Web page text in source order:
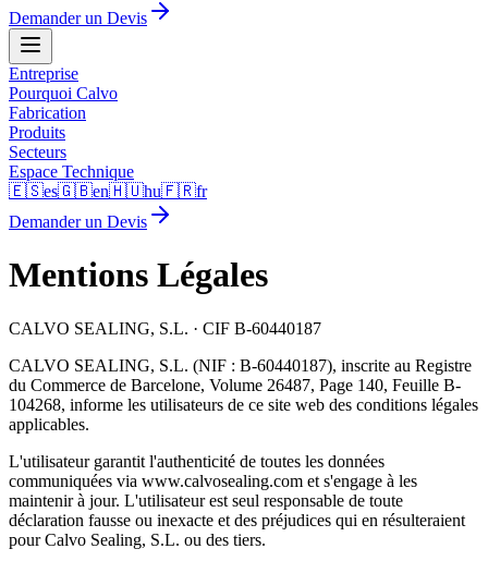
Demander un Devis
Entreprise
Pourquoi Calvo
Fabrication
Produits
Secteurs
Espace Technique
🇪🇸es🇬🇧en🇭🇺hu🇫🇷fr
Demander un Devis
Mentions Légales
CALVO SEALING, S.L. · CIF B-60440187
CALVO SEALING, S.L. (NIF : B-60440187), inscrite au Registre
du Commerce de Barcelone, Volume 26487, Page 140, Feuille B-
104268, informe les utilisateurs de ce site web des conditions légales
applicables.
L'utilisateur garantit l'authenticité de toutes les données
communiquées via www.calvosealing.com et s'engage à les
maintenir à jour. L'utilisateur est seul responsable de toute
déclaration fausse ou inexacte et des préjudices qui en résulteraient
pour Calvo Sealing, S.L. ou des tiers.